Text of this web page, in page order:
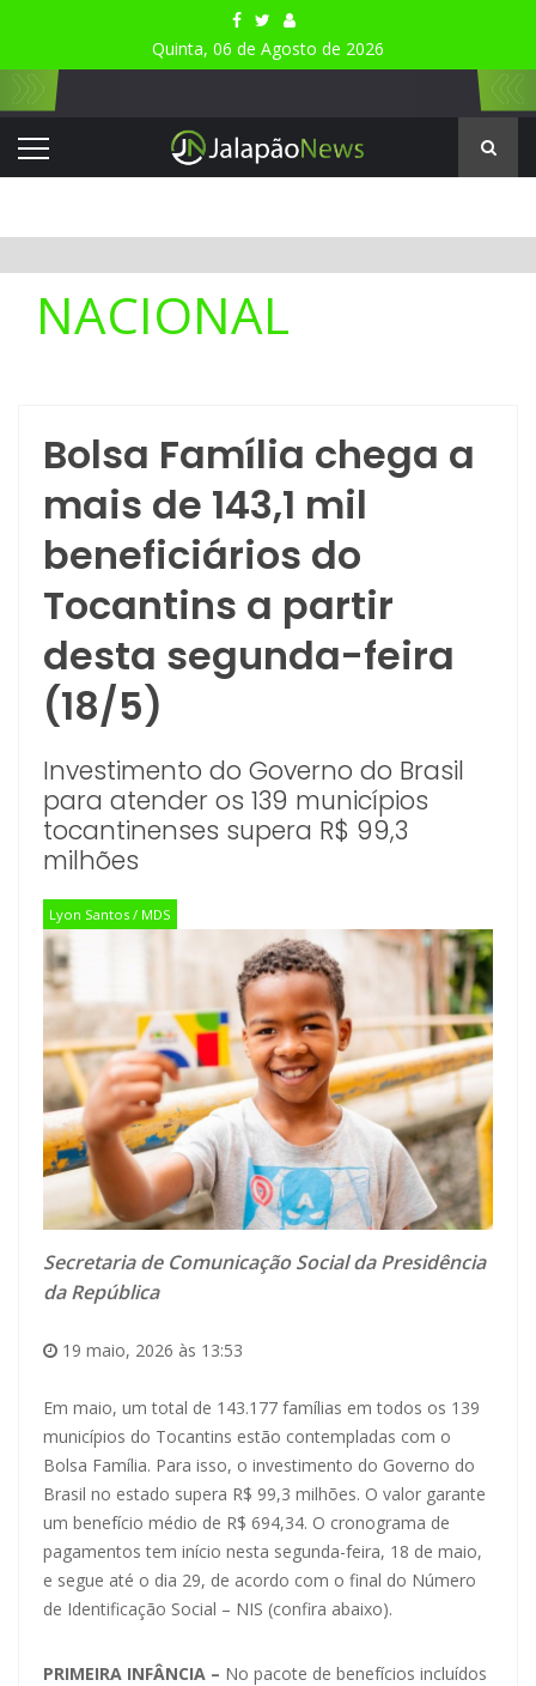
Quinta, 06 de Agosto de 2026
NACIONAL
Bolsa Família chega a
mais de 143,1 mil
beneficiários do
Tocantins a partir
desta segunda-feira
(18/5)
Investimento do Governo do Brasil
para atender os 139 municípios
tocantinenses supera R$ 99,3
milhões
Lyon Santos / MDS
Secretaria de Comunicação Social da Presidência
da República
19 maio, 2026 às 13:53
Em maio, um total de 143.177 famílias em todos os 139
municípios do Tocantins estão contempladas com o
Bolsa Família. Para isso, o investimento do Governo do
Brasil no estado supera R$ 99,3 milhões. O valor garante
um benefício médio de R$ 694,34. O cronograma de
pagamentos tem início nesta segunda-feira, 18 de maio,
e segue até o dia 29, de acordo com o final do Número
de Identificação Social – NIS (confira abaixo).
PRIMEIRA INFÂNCIA – No pacote de benefícios incluídos